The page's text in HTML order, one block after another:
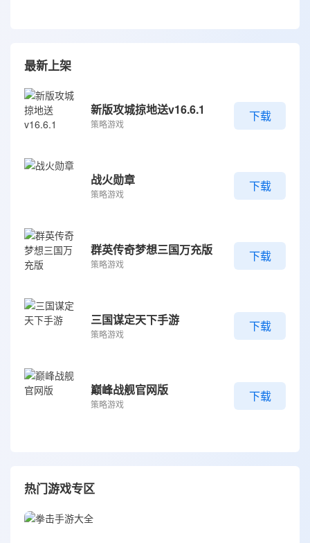
最新上架
新版攻城掠地送v16.6.1
策略游戏
下载
战火勋章
策略游戏
下载
群英传奇梦想三国万充版
策略游戏
下载
三国谋定天下手游
策略游戏
下载
巅峰战舰官网版
策略游戏
下载
热门游戏专区